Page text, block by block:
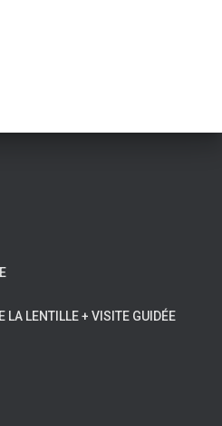
LA LENTILLE + VISITE GUIDÉE